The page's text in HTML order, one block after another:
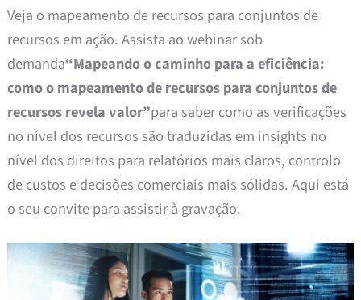
Veja o mapeamento de recursos para conjuntos de
recursos em ação. Assista ao webinar sob
demanda“Mapeando o caminho para a eficiência:
como o mapeamento de recursos para conjuntos de
recursos revela valor”para saber como as verificações
no nível dos recursos são traduzidas em insights no
nível dos direitos para relatórios mais claros, controlo
de custos e decisões comerciais mais sólidas. Aqui está
o seu convite para assistir à gravação.